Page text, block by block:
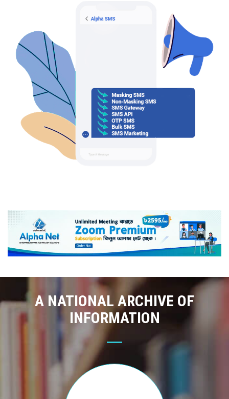
A NATIONAL ARCHIVE OF
INFORMATION